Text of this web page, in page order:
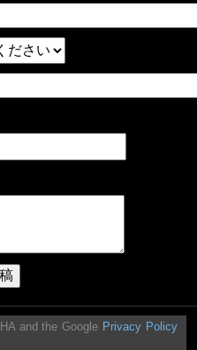
and the Google Privacy Policy